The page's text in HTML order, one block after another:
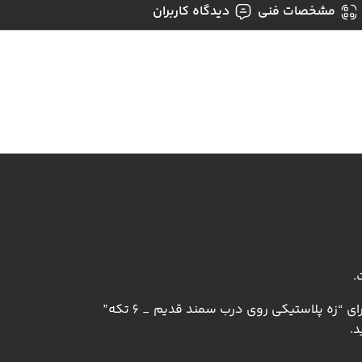
مشخصات فنی دیدگاه کاربران
پلاستیکی روی درب سمند قدیم _ 6 تکه”